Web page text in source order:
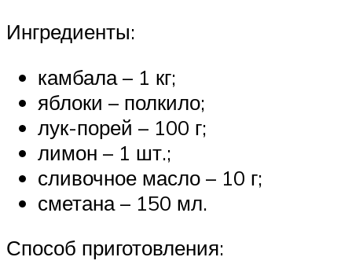
Ингредиенты:
камбала – 1 кг;
яблоки – полкило;
лук-порей – 100 г;
лимон – 1 шт.;
сливочное масло – 10 г;
сметана – 150 мл.
Способ приготовления: